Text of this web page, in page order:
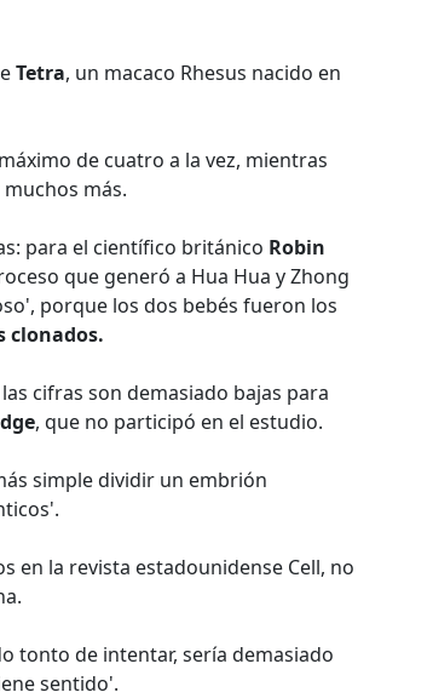
Tetra, un macaco Rhesus nacido en
de cuatro a la vez, mientras
más.
para el científico británico Robin
que generó a Hua Hua y Zhong
porque los dos bebés fueron los
clonados.
cifras son demasiado bajas para
, que no participó en el estudio.
simple dividir un embrión
en la revista estadounidense Cell, no
tonto de intentar, sería demasiado
sentido'.